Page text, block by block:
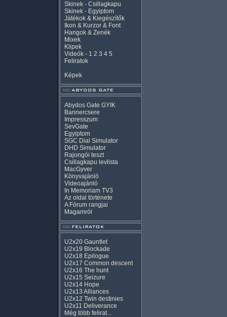
Skinek - Csillagkapu
Skinek - Egyiptom
Játékok & Kiegészítők
Ikon & Kurzor & Font
Hangok & Zenék
Mixek
Klipek
Videók - 1 2 3 4 5
Feliratok
Képek
Abydos Gate GYIK
Bannercsere
Impresszum
SevGate
Egyiptom
SGC Dial Simulator
DHD Simulator
Rajongói teszt
Csillagkapu levlista
MacGyver
Könyvajánló
Videoajánló
In Memoriam TV3
Az oldal története
A Fórum rangjai
Magamról
U2x20 Gauntlet
U2x19 Blockade
U2x18 Epilogue
U2x17 Common descent
U2x16 The hunt
U2x15 Seizure
U2x14 Hope
U2x13 Alliances
U2x12 Twin destinies
U2x11 Deliverance
Még több felirat...